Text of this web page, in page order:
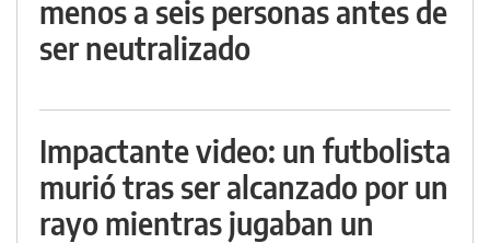
menos a seis personas antes de
ser neutralizado
Impactante video: un futbolista
murió tras ser alcanzado por un
rayo mientras jugaban un